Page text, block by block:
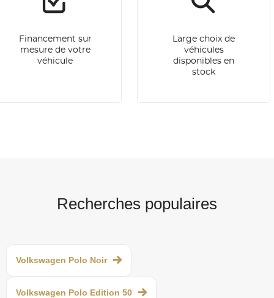
Financement sur
mesure de votre
véhicule
Large choix de
véhicules
disponibles en
stock
Recherches populaires
Volkswagen Polo Noir
Volkswagen Polo Edition 50